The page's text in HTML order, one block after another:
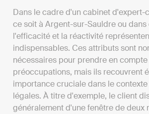
Dans le cadre d'un cabinet d'expert-
ce soit à Argent-sur-Sauldre ou dans
l'efficacité et la réactivité
indispensables. Ces attributs sont
nécessaires pour prendre en compte
préoccupations, mais ils recouvrent
importance cruciale dans le
légales. À titre d'exemple, le client
généralement d'une fenêtre de deux